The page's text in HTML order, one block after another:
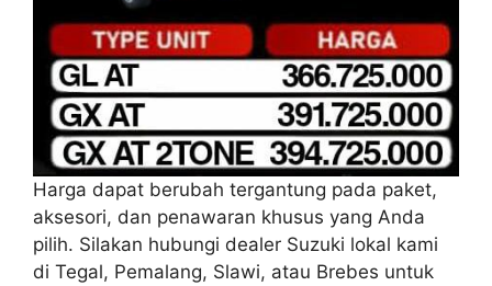
Harga dapat berubah tergantung pada paket,
aksesori, dan penawaran khusus yang Anda
pilih. Silakan hubungi dealer Suzuki lokal kami
di Tegal, Pemalang, Slawi, atau Brebes untuk